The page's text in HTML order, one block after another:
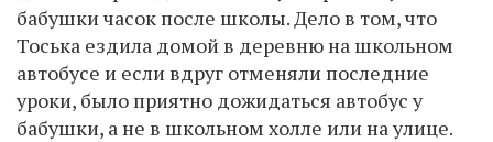
бабушки часок после школы. Дело в том, что
Тоська ездила домой в деревню на школьном
автобусе и если вдруг отменяли последние
уроки, было приятно дожидаться автобус у
бабушки, а не в школьном холле или на улице.